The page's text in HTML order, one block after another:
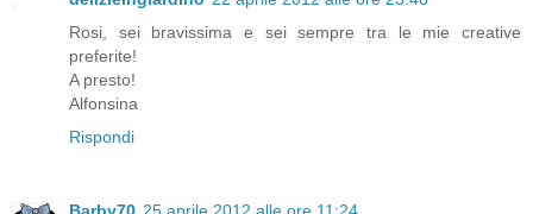
Rosi, sei bravissima e sei sempre tra le mie creative
preferite!
A presto!
Alfonsina
Rispondi